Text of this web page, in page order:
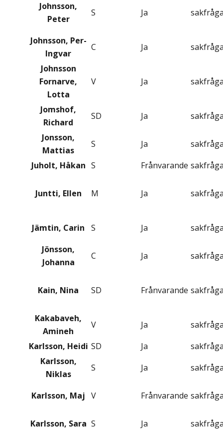
Johnsson,
Peter
S Ja
Johnsson, Per-
Ingvar
C Ja
Johnsson
Fornarve,
Lotta
V Ja
Jomshof,
Richard
SD Ja
Jonsson,
Mattias
S Ja
Juholt, Håkan S Frånvarande
Juntti, Ellen M Ja
Jämtin, Carin S Ja
Jönsson,
Johanna
C Ja
Kain, Nina SD Frånvarande
Kakabaveh,
Amineh
V Ja
Karlsson, Heidi SD Ja
Karlsson,
Niklas
S Ja
Karlsson, Maj V Frånvarande
Karlsson, Sara S Ja